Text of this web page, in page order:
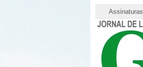
Assinaturas